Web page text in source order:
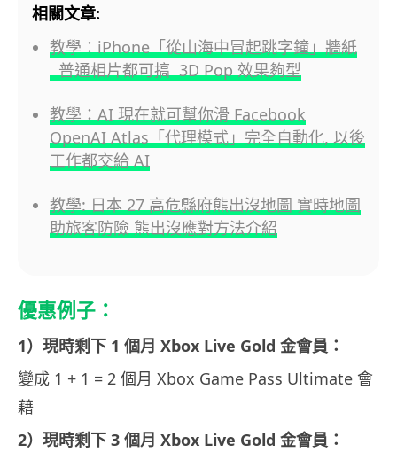
相關文章:
教學：iPhone「從山海中冒起跳字鐘」牆紙
普通相片都可搞 3D Pop 效果夠型
教學：AI 現在就可幫你滑 Facebook
OpenAI Atlas「代理模式」完全自動化, 以後
工作都交給 AI
教學: 日本 27 高危縣府熊出沒地圖 實時地圖
助旅客防險 熊出沒應對方法介紹
優惠例子：
1）現時剩下 1 個月 Xbox Live Gold 金會員：
變成 1 + 1 = 2 個月 Xbox Game Pass Ultimate 會
藉
2）現時剩下 3 個月 Xbox Live Gold 金會員：